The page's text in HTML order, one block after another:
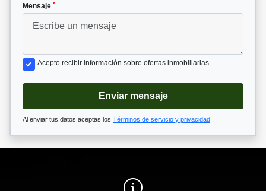
Mensaje *
Acepto recibir información sobre ofertas inmobiliarias
Enviar mensaje
Al enviar tus datos aceptas los Términos de servicio y privacidad